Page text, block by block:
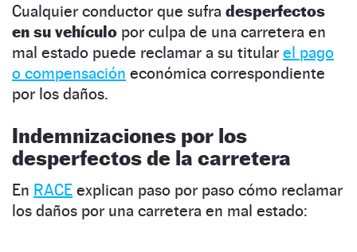
Cualquier conductor que sufra desperfectos
en su vehículo por culpa de una carretera en
mal estado puede reclamar a su titular el pago
o compensación económica correspondiente
por los daños.
Indemnizaciones por los
desperfectos de la carretera
En RACE explican paso por paso cómo reclamar
los daños por una carretera en mal estado: